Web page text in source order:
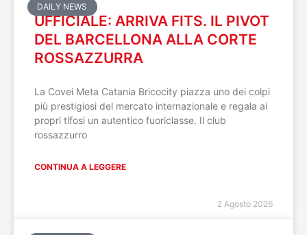
DAILY NEWS
UFFICIALE: ARRIVA FITS. IL PIVOT
DEL BARCELLONA ALLA CORTE
ROSSAZZURRA
La Covei Meta Catania Bricocity piazza uno dei colpi
più prestigiosi del mercato internazionale e regala ai
propri tifosi un autentico fuoriclasse. Il club
rossazzurro
CONTINUA A LEGGERE
2 Agosto 2026